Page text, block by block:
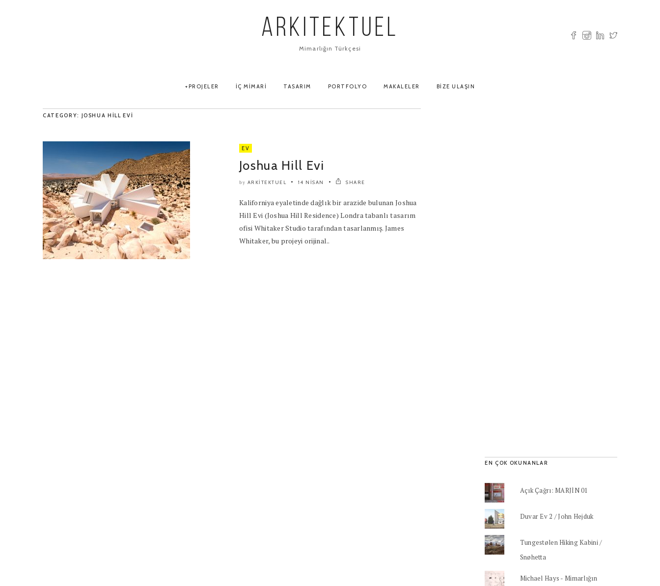
ARKITEKTUEL
Mimarlığın Türkçesi
PROJELER İÇ MIMARI TASARIM PORTFOLYO MAKALELER BIZE ULAŞIN
CATEGORY: JOSHUA HILL EVI
EV
Joshua Hill Evi
by ARKITEKTUEL 14 NISAN SHARE
Kaliforniya eyaletinde dağlık bir arazide bulunan Joshua
Hill Evi (Joshua Hill Residence) Londra tabanlı tasarım
ofisi Whitaker Studio tarafından tasarlanmış. James
Whitaker, bu projeyi orijinal..
EN ÇOK OKUNANLAR
Açık Çağrı: MARJİN 01
Duvar Ev 2 / John Hejduk
Tungestølen Hiking Kabini /
Snøhetta
Michael Hays - Mimarlığın